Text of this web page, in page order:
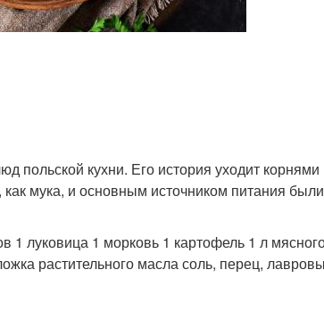
польской кухни. Его история уходит корнями
мука, и основным источником питания
1 луковица 1 морковь 1 картофель 1 л
растительного масла соль, перец,